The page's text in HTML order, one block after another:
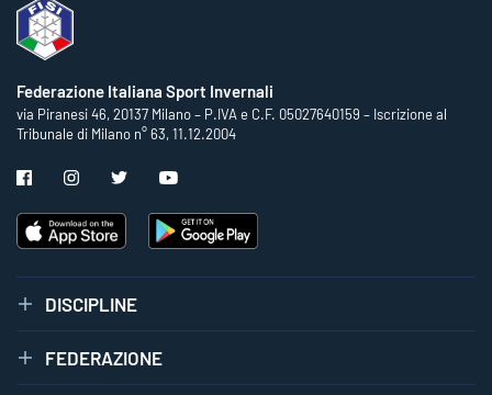
Federazione Italiana Sport Invernali
via Piranesi 46, 20137 Milano – P.IVA e C.F. 05027640159 – Iscrizione al
Tribunale di Milano n° 63, 11.12.2004
DISCIPLINE
FEDERAZIONE